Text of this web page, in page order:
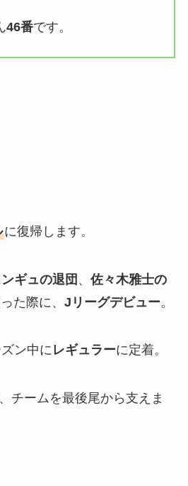
46番です。
に復帰します。
ギュの退団 、 佐々木雅士の
た際に、 Jリーグデビュー。
ン中にレギュラーに定着。
チームを最後尾から支えま